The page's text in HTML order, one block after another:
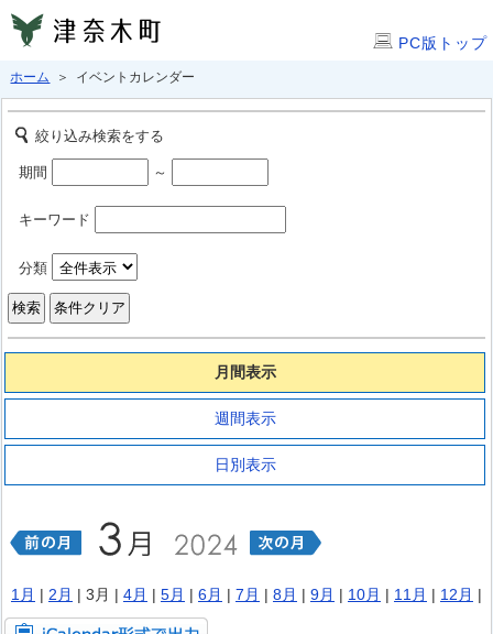
PC版トップ
ホーム ＞ イベントカレンダー
絞り込み検索をする
期間 ～
キーワード
分類
月間表示
週間表示
日別表示
1月 | 2月 | 3月 | 4月 | 5月 | 6月 | 7月 | 8月 | 9月 | 10月 | 11月 | 12月 |